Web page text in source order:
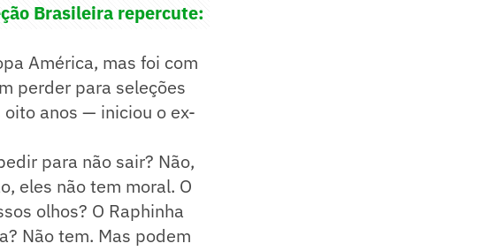
Brasileira repercute:
América, mas foi com
perder para seleções
anos — iniciou o ex-
para não sair? Não,
eles não tem moral. O
olhos? O Raphinha
Não tem. Mas podem